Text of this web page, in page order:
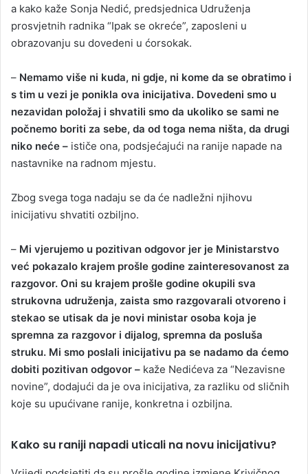
a kako kaže Sonja Nedić, predsjednica Udruženja
prosvjetnih radnika “Ipak se okreće”, zaposleni u
obrazovanju su dovedeni u ćorsokak.
– Nemamo više ni kuda, ni gdje, ni kome da se obratimo i
s tim u vezi je ponikla ova inicijativa. Dovedeni smo u
nezavidan položaj i shvatili smo da ukoliko se sami ne
počnemo boriti za sebe, da od toga nema ništa, da drugi
niko neće – ističe ona, podsjećajući na ranije napade na
nastavnike na radnom mjestu.
Zbog svega toga nadaju se da će nadležni njihovu
inicijativu shvatiti ozbiljno.
– Mi vjerujemo u pozitivan odgovor jer je Ministarstvo
već pokazalo krajem prošle godine zainteresovanost za
razgovor. Oni su krajem prošle godine okupili sva
strukovna udruženja, zaista smo razgovarali otvoreno i
stekao se utisak da je novi ministar osoba koja je
spremna za razgovor i dijalog, spremna da posluša
struku. Mi smo poslali inicijativu pa se nadamo da ćemo
dobiti pozitivan odgovor – kaže Nedićeva za “Nezavisne
novine”, dodajući da je ova inicijativa, za razliku od sličnih
koje su upućivane ranije, konkretna i ozbiljna.
Kako su raniji napadi uticali na novu inicijativu?